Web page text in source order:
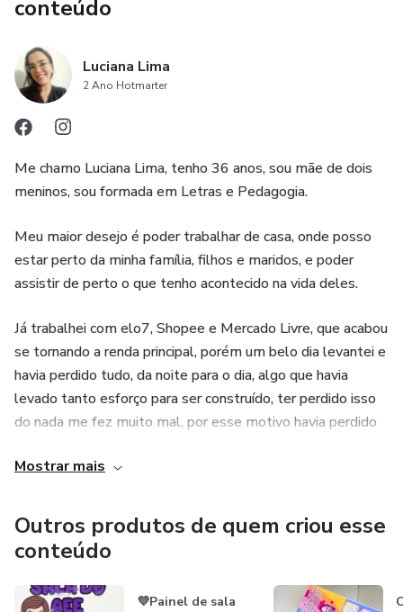
conteúdo
Luciana Lima
2 Ano Hotmarter
Me chamo Luciana Lima, tenho 36 anos, sou mãe de dois
meninos, sou formada em Letras e Pedagogia.
Meu maior desejo é poder trabalhar de casa, onde posso
estar perto da minha família, filhos e maridos, e poder
assistir de perto o que tenho acontecido na vida deles.
Já trabalhei com elo7, Shopee e Mercado Livre, que acabou
se tornando a renda principal, porém um belo dia levantei e
havia perdido tudo, da noite para o dia, algo que havia
levado tanto esforço para ser construído, ter perdido isso
do nada me fez muito mal, por esse motivo havia perdido
que isso é a minha paixão.
Atualmente estou trabalhando com educação infantil,
porém quero voltar a sonhar e ter a vida que projetei para
mim, tenho fé em Deus que irei conseguir!
Mostrar mais
Outros produtos de quem criou esse
conteúdo
💜Painel de sala